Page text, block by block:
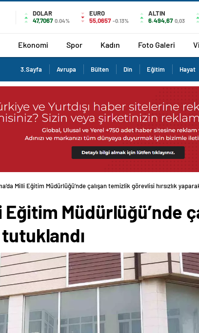
DOLAR
47,7067 0.04%
EURO
55,0657 -0.13%
ALTIN
6.494,67 0,03
Ekonomi Spor Kadın Foto Galeri
3.Sayfa Avrupa Bülten Din Eğitim Hayat
Milli Eğitim Müdürlüğü’nde çalışan temizlik görevlisi hırsızlık
Eğitim Müdürlüğü’nde
tutuklandı